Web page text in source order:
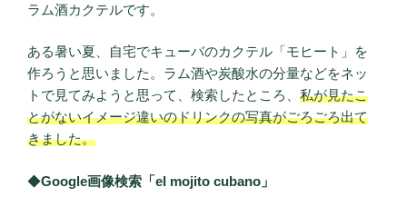
ラム酒カクテルです。
ある暑い夏、自宅でキューバのカクテル「モヒート」を
作ろうと思いました。ラム酒や炭酸水の分量などをネッ
トで見てみようと思って、検索したところ、 私が見たこ
とがないイメージ違いのドリンクの写真がごろごろ出て
きました。
◆Google画像検索「el mojito cubano」